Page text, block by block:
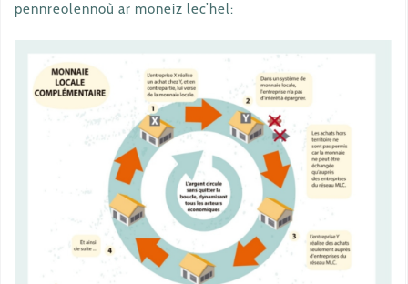
pennreolennoù ar moneiz lec’hel: